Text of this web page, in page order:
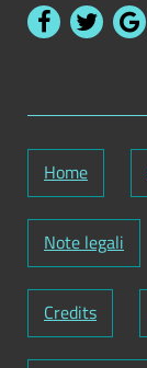
Home
Note legali
Credits